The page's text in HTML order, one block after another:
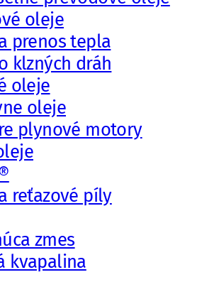
oleje
prenos tepla
klzných dráh
oleje
oleje
plynové motory
reťazové píly
zmes
kvapalina